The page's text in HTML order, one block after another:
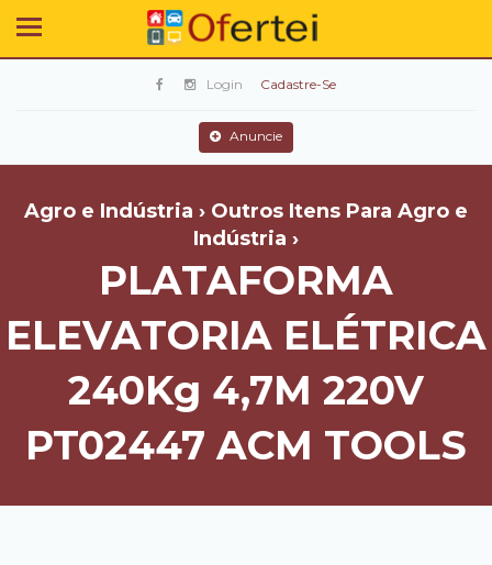
Login Cadastre-Se
Anuncie
Agro e Indústria › Outros Itens Para Agro e
Indústria ›
PLATAFORMA
ELEVATORIA ELÉTRICA
240Kg 4,7M 220V
PT02447 ACM TOOLS